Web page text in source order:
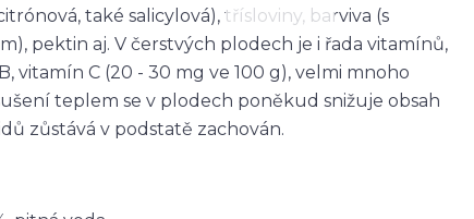
také salicylová), třísloviny, barviva (s
pektin aj. V čerstvých plodech je i řada vitamínů,
vitamín C (20 - 30 mg ve 100 g), velmi mnoho
teplem se v plodech poněkud snižuje obsah
zůstává v podstatě zachován.